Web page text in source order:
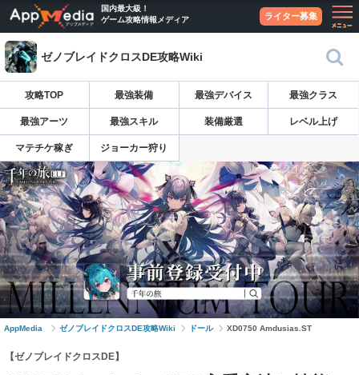
国内最大級！
ゲーム攻略情報メディア
ライター募集
ゼノブレイドクロスDE攻略Wiki
攻略TOP 最強装備 最強デバイス 最強クラス
最強アーツ 最強スキル 装備厳選 レベル上げ
マテチケ稼ぎ ジョーカー狩り
AppMedia ゼノブレイドクロスDE攻略Wiki ドール XD0750 Amdusias.ST
【ゼノブレイドクロスDE】